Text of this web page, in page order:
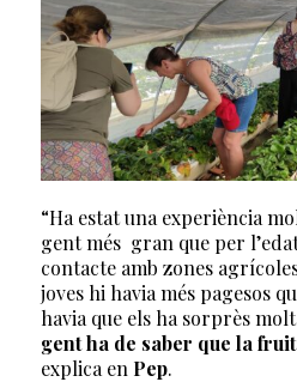
“Ha estat una experiència
gent més gran que per
contacte amb zones
joves hi havia més pagesos
havia que els ha sorprès
gent ha de saber que la
explica en Pep.